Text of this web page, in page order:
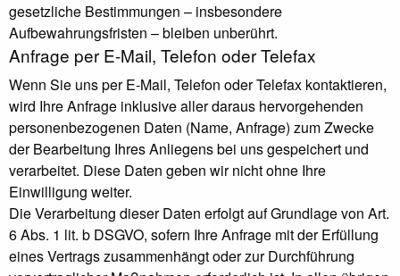
gesetzliche Bestimmungen – insbesondere
Aufbewahrungsfristen – bleiben unberührt.
Anfrage per E-Mail, Telefon oder Telefax
Wenn Sie uns per E-Mail, Telefon oder Telefax kontaktieren,
wird Ihre Anfrage inklusive aller daraus hervorgehenden
personenbezogenen Daten (Name, Anfrage) zum Zwecke
der Bearbeitung Ihres Anliegens bei uns gespeichert und
verarbeitet. Diese Daten geben wir nicht ohne Ihre
Einwilligung weiter.
Die Verarbeitung dieser Daten erfolgt auf Grundlage von Art.
6 Abs. 1 lit. b DSGVO, sofern Ihre Anfrage mit der Erfüllung
eines Vertrags zusammenhängt oder zur Durchführung